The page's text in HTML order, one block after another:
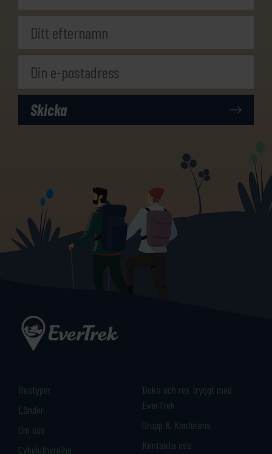
Restyper
Länder
Om oss
Cykeluthyrning
Boka och res tryggt med
EverTrek
Grupp & Konferens
Kontakta oss